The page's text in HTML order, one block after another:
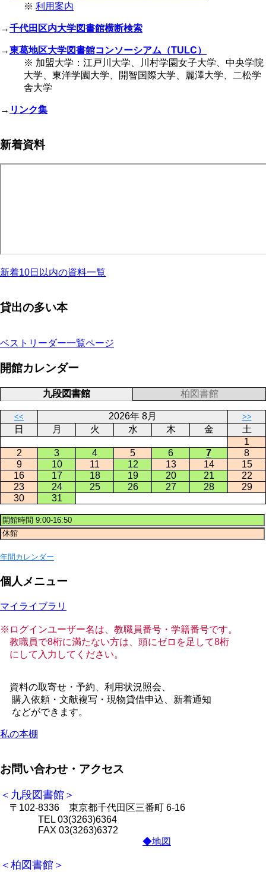
※ 利用案内
→千代田区内大学図書館横断検索
→東葛地区大学図書館コンソーシアム（TULC）
※ 加盟大学：江戸川大学、川村学園女子大学、中央学院
大学、東洋学園大学、開智国際大学、麗澤大学、二松学
舎大学
→ リンク集
新着資料
新着10日以内の資料一覧
貸出の多い本
ベストリーダー一覧ページ
開館カレンダー
九段図書館 柏図書館
<< 2026年 8月 >>
日 月 火 水 木 金
土
1
2
3 4 5 6 7
8
9
10 11 12 13 14
15
16
17 18 19 20 21
22
23
24 25 26 27 28
29
30
31
年間カレンダー
個人メニュー
マイライブラリ
※ログインユーザー名は、教職員番号・学籍番号です。
教職員で8桁に満たない方は、頭にゼロを足して8桁
にして入力してください。
資料の取寄せ・予約、利用状況照会、
購入依頼・文献複写・現物貸借申込、新着通知
などができます。
私の本棚
お問い合わせ・アクセス
＜九段図書館＞
〒102-8336 東京都千代田区三番町 6-16
TEL 03(3263)6364
FAX 03(3263)6372
◆地図
＜柏図書館＞